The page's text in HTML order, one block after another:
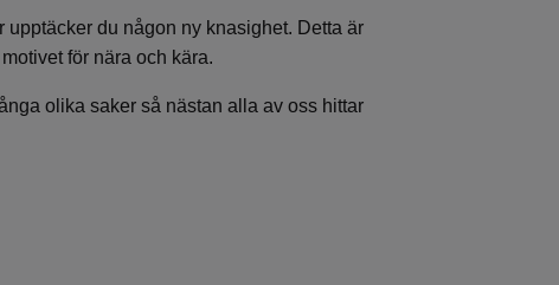
du någon ny knasighet. Detta är
för nära och kära.
olika saker så nästan alla av oss hittar